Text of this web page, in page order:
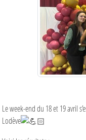
Le week-end du 18 et 19 avril
Lodève